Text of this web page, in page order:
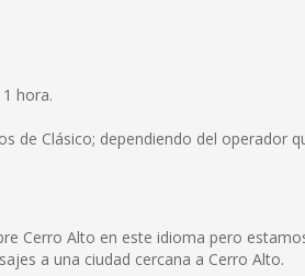
hora.
de Clásico; dependiendo del operador
Cerro Alto en este idioma pero
a una ciudad cercana a Cerro Alto.